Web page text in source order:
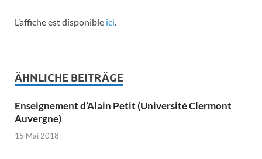
L’affiche est disponible ici.
ÄHNLICHE BEITRÄGE
Enseignement d’Alain Petit (Université Clermont
Auvergne)
15 Mai 2018